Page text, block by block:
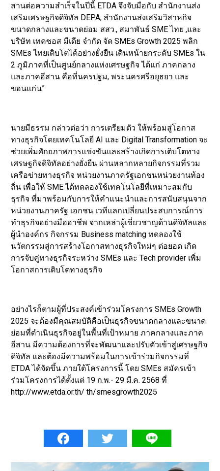
สานต่อความสำเร็จในปีนี้ ETDA จึงจับมือกับ สำนักงานส่ง
เสริมเศรษฐกิจดิจิทัล DEPA, สำนักงานส่งเสริมวิสาหกิจ
ขนาดกลางและขนาดย่อม สสว., สมาพันธ์ SME ไทย ,และ
บริษัท เทคซอส มีเดีย จำกัด จัด SMEs Growth 2025 พลิก
SMEs ไทยเติบโตได้อย่างยั่งยืน เดินหน้ายกระดับ SMEs ใน
2 ภูมิภาคที่เป็นศูนย์กลางแห่งเศรษฐกิจ ได้แก่ ภาคกลาง
และภาคอีสาน คือที่นครปฐม, พระนครศรีอยุธยา และ
ขอนแก่น”
นายมีธรรม กล่าวต่อว่า การเตรียมตัว ให้พร้อมสู่โอกาส
ทางธุรกิจโดยเทคโนโลยี AI และ Digital Transformation จะ
ช่วยเพิ่มศักยภาพการแข่งขันและสร้างเกิดการเติบโตทาง
เศรษฐกิจดิจิทัลอย่างยั่งยืน ผ่านหลากหลายกิจกรรมที่รวม
เครือข่ายทางธุรกิจ หน่วยงานภาครัฐเอกชนหน่วยงานท้อง
ถิ่น เพื่อให้ SME ได้ทดลองใช้เทคโนโลยีที่เหมาะสมกับ
ธุรกิจ ที่มาพร้อมกับการให้คำแนะนำและการสนับสนุนจาก
หน่วยงานภาครัฐ เอกชน เวทีแลกเปลี่ยนประสบการณ์การ
ทำธุรกิจอย่างมืออาชีพ จากเหล่าผู้เชี่ยวชาญด้านดิจิทัลและ
ผู้นำองค์กร กิจกรรม Business matching ทดลองใช้
นวัตกรรมสู่การสร้างโอกาสทางธุรกิจใหม่ๆ ต่อยอด เกิด
การจับคู่ทางธุรกิจระหว่าง SMEs และ Tech provider เพิ่ม
โอกาสการเติบโตทางธุรกิจ
อย่างไรก็ตามผู้ที่ประสงค์เข้าร่วมโครงการ SMEs Growth
2025 จะต้องมีคุณสมบัติคือเป็นธุรกิจขนาดกลางและขนาด
ย่อมที่ดำเนินธุรกิจอยู่ในพื้นที่เป้าหมาย ภาคกลางและภาค
อีสาน มีความต้องการที่จะพัฒนาและปรับตัวเข้าสู่เศรษฐกิจ
ดิจิทัล และต้องมีความพร้อมในการเข้าร่วมกิจกรรมที่
ETDA ได้จัดขึ้น ภายใต้โครงการนี้ โดย SMEs สมัครเข้า
ร่วมโครงการได้ตั้งแต่ 19 ก.พ.- 29 มี.ค. 2568 ที่
http://www.etda.or.th/ th/smesgrowth2025